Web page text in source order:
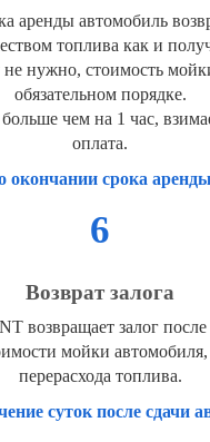
аренды автомобиль
топлива как и
нужно, стоимость
обязательном порядке.
чем на 1 час,
оплата.
окончании срока
6
Возврат залога
возвращает залог
мойки автомобиля,
перерасхода топлива.
суток после сдачи